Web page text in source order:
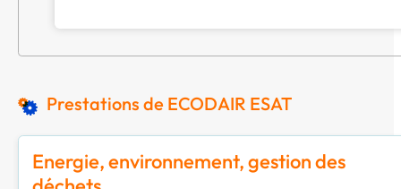
Prestations de ECODAIR ESAT
Energie, environnement, gestion des